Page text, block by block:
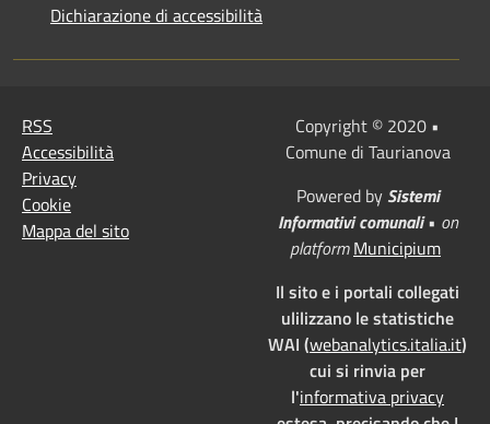
Dichiarazione di accessibilità
RSS
Accessibilità
Privacy
Cookie
Mappa del sito
Copyright © 2020 •
Comune di Taurianova
Powered by Sistemi
Informativi comunali• on
platform Municipium
Il sito e i portali collegati
ulilizzano le statistiche
WAI (webanalytics.italia.it)
cui si rinvia per
l'informativa privacy